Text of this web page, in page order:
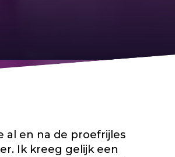
al en na de proefrijles
Ik kreeg gelijk een